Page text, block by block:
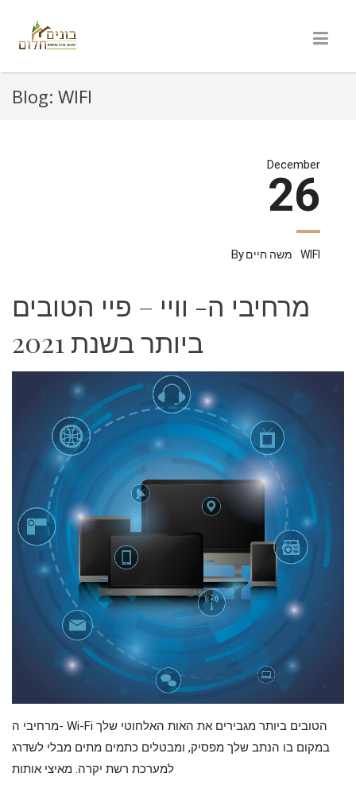
Blog: WIFI
December
26
Byמשה חיים WIFI
מרחיבי ה- וויי – פיי הטובים
ביותר בשנת 2021
מרחיבי ה- Wi-Fi הטובים ביותר מגבירים את האות האלחוטי שלך
במקום בו הנתב שלך מפסיק, ומבטלים כתמים מתים מבלי לשדרג
למערכת רשת יקרה. מאיצי אותות